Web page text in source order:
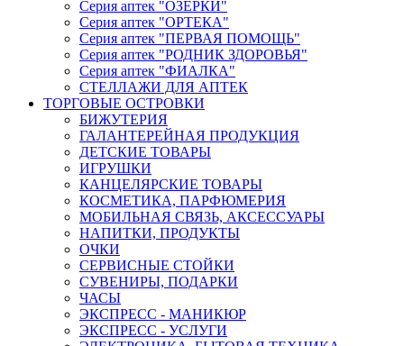
Серия аптек "ОЗЕРКИ"
Серия аптек "ОРТЕКА"
Серия аптек "ПЕРВАЯ ПОМОЩЬ"
Серия аптек "РОДНИК ЗДОРОВЬЯ"
Серия аптек "ФИАЛКА"
СТЕЛЛАЖИ ДЛЯ АПТЕК
ТОРГОВЫЕ ОСТРОВКИ
БИЖУТЕРИЯ
ГАЛАНТЕРЕЙНАЯ ПРОДУКЦИЯ
ДЕТСКИЕ ТОВАРЫ
ИГРУШКИ
КАНЦЕЛЯРСКИЕ ТОВАРЫ
КОСМЕТИКА, ПАРФЮМЕРИЯ
МОБИЛЬНАЯ СВЯЗЬ, АКСЕССУАРЫ
НАПИТКИ, ПРОДУКТЫ
ОЧКИ
СЕРВИСНЫЕ СТОЙКИ
СУВЕНИРЫ, ПОДАРКИ
ЧАСЫ
ЭКСПРЕСС - МАНИКЮР
ЭКСПРЕСС - УСЛУГИ